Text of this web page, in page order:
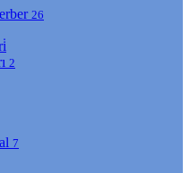
26
2
7